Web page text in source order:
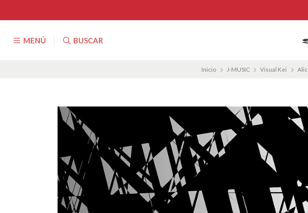
MENÚ BUSCAR
Inicio J-MUSIC Visual Kei